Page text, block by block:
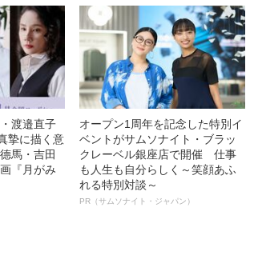
渡邉直子
摯に描く意
馬・吉田
『月がみ
オープン1周年を記念した特別イ
ベントがサムソナイト・ブラッ
クレーベル銀座店で開催 仕事
も人生も自分らしく～笑顔あふ
れる特別対談～
PR（サムソナイト・ジャパン）